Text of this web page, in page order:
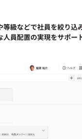
等級などで社員を絞り込
人員配置の実現をサポー